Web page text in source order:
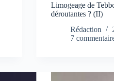
Limogeage de
déroutantes ? (II)
Rédaction
7